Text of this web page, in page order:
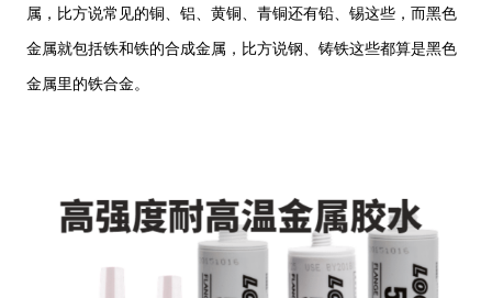
属，比方说常见的铜、铝、黄铜、青铜还有铅、锡这些，而黑色
金属就包括铁和铁的合成金属，比方说钢、铸铁这些都算是黑色
金属里的铁合金。